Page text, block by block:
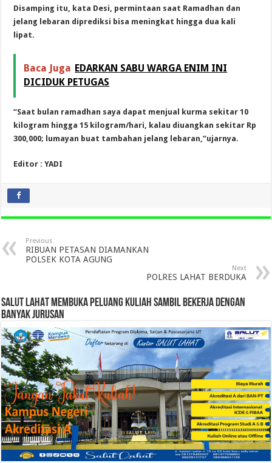
Disamping itu, kata Desi, permintaan saat Ramadhan dan
jelang lebaran diprediksi bisa meningkat hingga dua kali
lipat.
Baca Juga EDARKAN SABU WARGA ENIM INI
DICIDUK PETUGAS
“Saat bulan ramadhan saya dapat menjual kurma sekitar 10
kilogram hingga 15 kilogram/hari, kalau diuangkan sekitar Rp
300,000; lumayan buat tambahan jelang lebaran,”ujarnya.
Editor : YADI
Previous
RIBUAN PETASAN DIAMANKAN
POLSEK KOTA AGUNG
Next
POLRES LAHAT BERDUKA
SALUT LAHAT MEMBUKA PELUANG KULIAH SAMBIL BEKERJA DENGAN
BANYAK JURUSAN